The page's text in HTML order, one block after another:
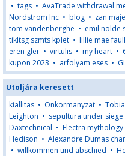
• tags • AvaTrade withdrawal
Nordstrom Inc • blog • zan
tom vandenberghe • emil nolde
tikltsg szmts kplet • lillie mae
eren gler • virtulis • my heart •
kupon 2023 • arfolyam eses •
Utoljára keresett
kiallitas • Onkormanyzat •
Leighton • sepultura under siege
Daxtechnical • Electra mythology
Hedison • Alexandre Dumas
• willkommen und abschied •